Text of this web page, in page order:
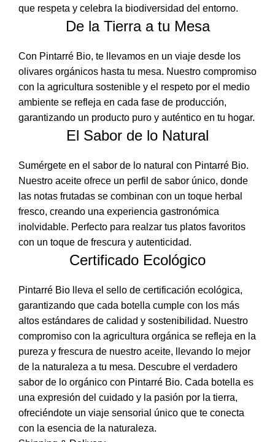
que respeta y celebra la biodiversidad del entorno.
De la Tierra a tu Mesa
Con Pintarré Bio, te llevamos en un viaje desde los
olivares orgánicos hasta tu mesa. Nuestro compromiso
con la agricultura sostenible y el respeto por el medio
ambiente se refleja en cada fase de producción,
garantizando un producto puro y auténtico en tu hogar.
El Sabor de lo Natural
Sumérgete en el sabor de lo natural con Pintarré Bio.
Nuestro aceite ofrece un perfil de sabor único, donde
las notas frutadas se combinan con un toque herbal
fresco, creando una experiencia gastronómica
inolvidable. Perfecto para realzar tus platos favoritos
con un toque de frescura y autenticidad.
Certificado Ecológico
Pintarré Bio lleva el sello de certificación ecológica,
garantizando que cada botella cumple con los más
altos estándares de calidad y sostenibilidad. Nuestro
compromiso con la agricultura orgánica se refleja en la
pureza y frescura de nuestro aceite, llevando lo mejor
de la naturaleza a tu mesa. Descubre el verdadero
sabor de lo orgánico con Pintarré Bio. Cada botella es
una expresión del cuidado y la pasión por la tierra,
ofreciéndote un viaje sensorial único que te conecta
con la esencia de la naturaleza.